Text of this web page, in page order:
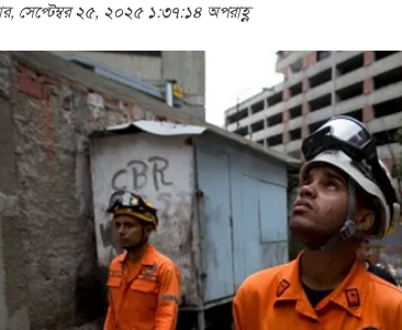
সেপ্টেম্বর ২৫, ২০২৫ ১:৩৭:১৪ অপরাহ্ণ